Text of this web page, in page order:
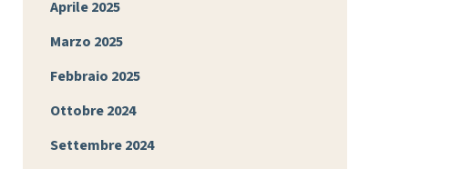
Aprile 2025
Marzo 2025
Febbraio 2025
Ottobre 2024
Settembre 2024